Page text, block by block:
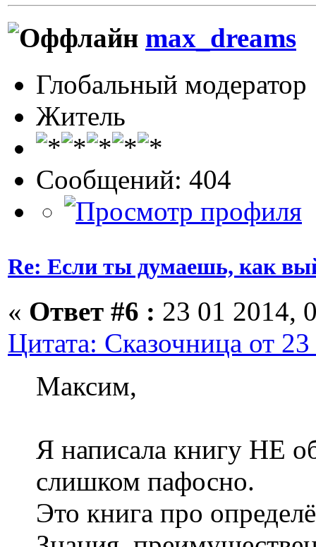
max_dreams
Глобальный модератор
Житель
Сообщений: 404
Re: Если ты думаешь, как
« Ответ #6 : 23 01 2014,
Цитата: Сказочница от
Максим,
Я написала книгу НЕ
слишком пафосно.
Это книга про